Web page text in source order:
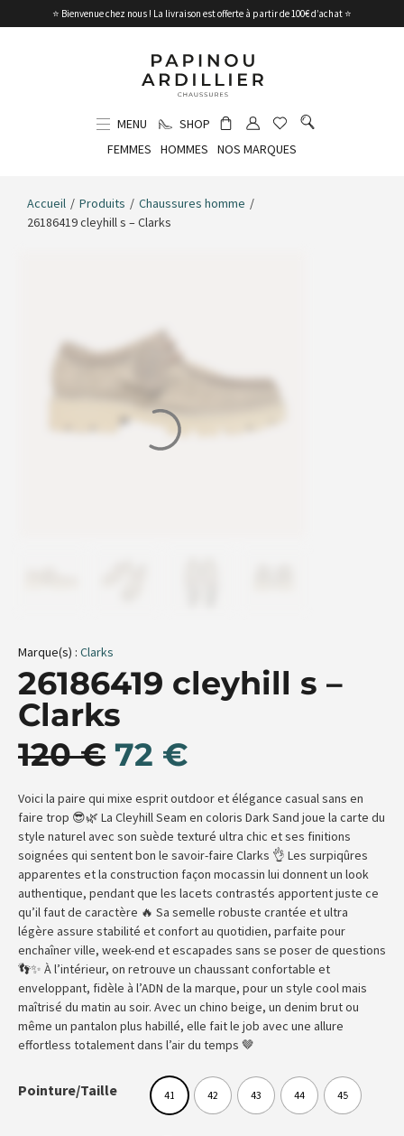
⭐ Bienvenue chez nous ! La livraison est offerte à partir de 100€ d’achat ⭐
MENU
SHOP
FEMMES
HOMMES NOS MARQUES
Accueil / Produits / Chaussures homme /
26186419 cleyhill s – Clarks
Marque(s) : Clarks
26186419 cleyhill s –
Clarks
120€ 72 €
Voici la paire qui mixe esprit outdoor et élégance casual sans en
faire trop 😎🌿 La Cleyhill Seam en coloris Dark Sand joue la carte du
style naturel avec son suède texturé ultra chic et ses finitions
soignées qui sentent bon le savoir-faire Clarks 👌 Les surpiqûres
apparentes et la construction façon mocassin lui donnent un look
authentique, pendant que les lacets contrastés apportent juste ce
qu’il faut de caractère 🔥 Sa semelle robuste crantée et ultra
légère assure stabilité et confort au quotidien, parfaite pour
enchaîner ville, week-end et escapades sans se poser de questions
👣✨ À l’intérieur, on retrouve un chaussant confortable et
enveloppant, fidèle à l’ADN de la marque, pour un style cool mais
maîtrisé du matin au soir. Avec un chino beige, un denim brut ou
même un pantalon plus habillé, elle fait le job avec une allure
effortless totalement dans l’air du temps 🤎
Pointure/Taille 41 42 43 44 45